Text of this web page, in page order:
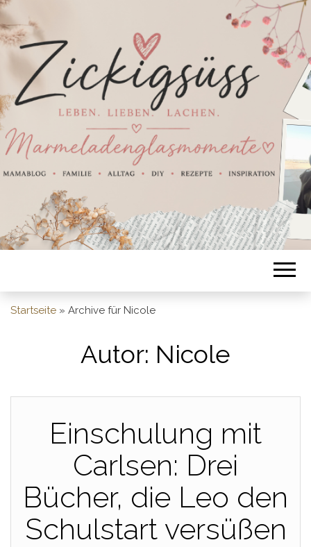
Startseite » Archive für Nicole
Autor: Nicole
Einschulung mit
Carlsen: Drei
Bücher, die Leo den
Schulstart versüßen